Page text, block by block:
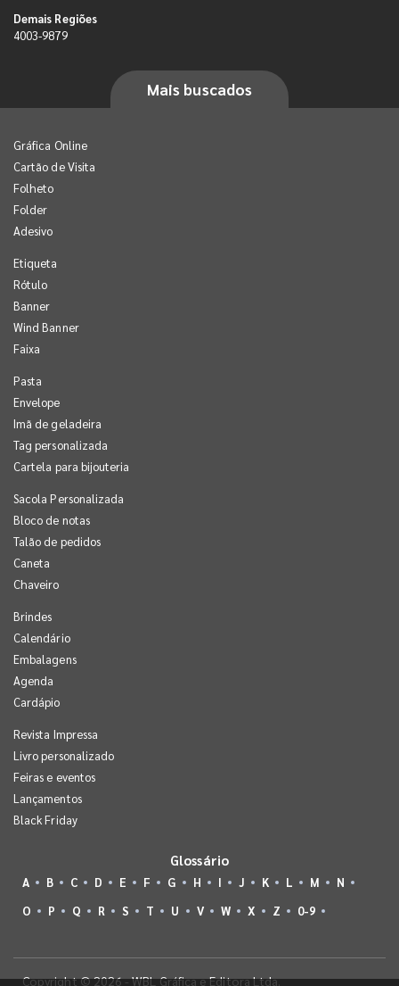
Demais Regiões
4003-9879
Mais buscados
Gráfica Online
Cartão de Visita
Folheto
Folder
Adesivo
Etiqueta
Rótulo
Banner
Wind Banner
Faixa
Pasta
Envelope
Imã de geladeira
Tag personalizada
Cartela para bijouteria
Sacola Personalizada
Bloco de notas
Talão de pedidos
Caneta
Chaveiro
Brindes
Calendário
Embalagens
Agenda
Cardápio
Revista Impressa
Livro personalizado
Feiras e eventos
Lançamentos
Black Friday
Glossário
A B C D E F G H I J K L M
N
O
P Q R S T U V W X Z 0-9
Copyright © 2026 - WBL Gráfica e Editora Ltda.